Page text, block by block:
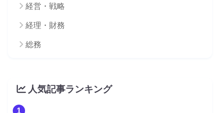
経営・戦略
経理・財務
総務
人気記事ランキング
1